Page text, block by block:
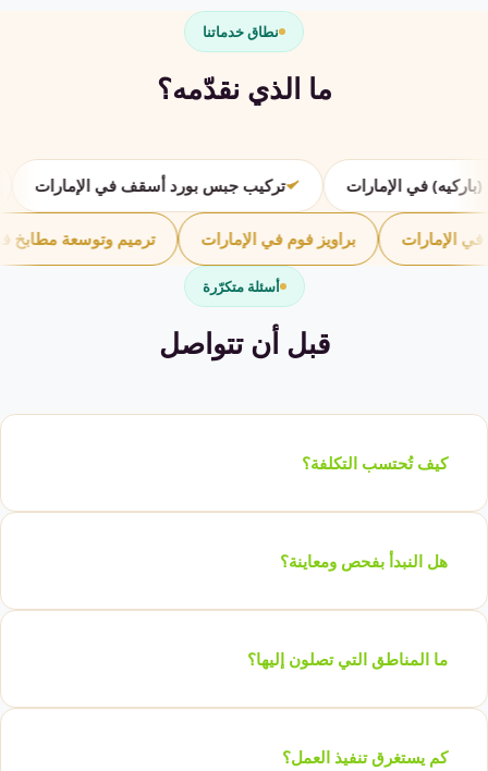
نطاق خدماتنا
ما الذي نقدّمه؟
تركيب جبس بورد أسقف في الإمارات تركيب جبس
(باركيه) في الإمارات براويز فوم في الإمارات ترميم
أسئلة متكرّرة
قبل أن تتواصل
كيف تُحتسب التكلفة؟
هل النبدأ بفحص ومعاينة؟
ما المناطق التي تصلون إليها؟
كم يستغرق تنفيذ العمل؟